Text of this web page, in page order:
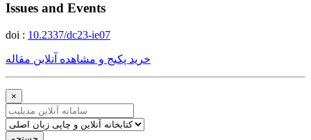
Issues and Events
doi : 10.2337/dc23-ie07
خرید پکیج و مشاهده آنلاین مقاله
×